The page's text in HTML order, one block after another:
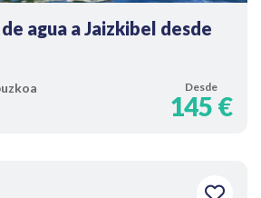
agua a Jaizkibel desde
Desde
145 €